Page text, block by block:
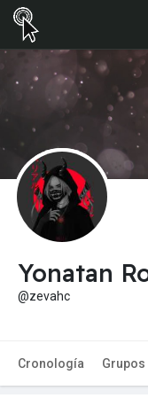
Yonatan
@zevahc
Cronología Grupos